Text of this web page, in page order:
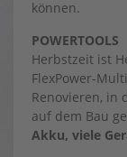
können.
POWERTOOLS
Herbstzeit ist
FlexPower-
Renovieren, in
auf dem Bau
Akku, viele